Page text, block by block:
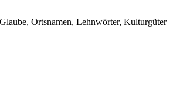
Ortsnamen, Lehnwörter, Kulturgüter